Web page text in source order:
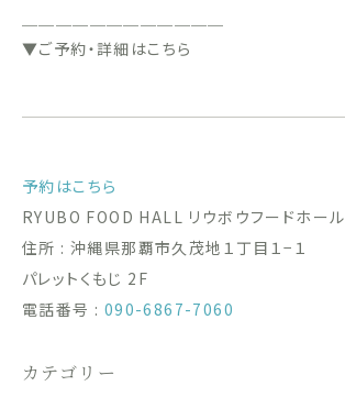
▼ご予約・詳細はこちら
予約はこちら
RYUBO FOOD HALL リウボウフードホール
住所 : 沖縄県那覇市久茂地１丁目１−１
パレットくもじ 2F
電話番号 : 090-6867-7060
カテゴリー